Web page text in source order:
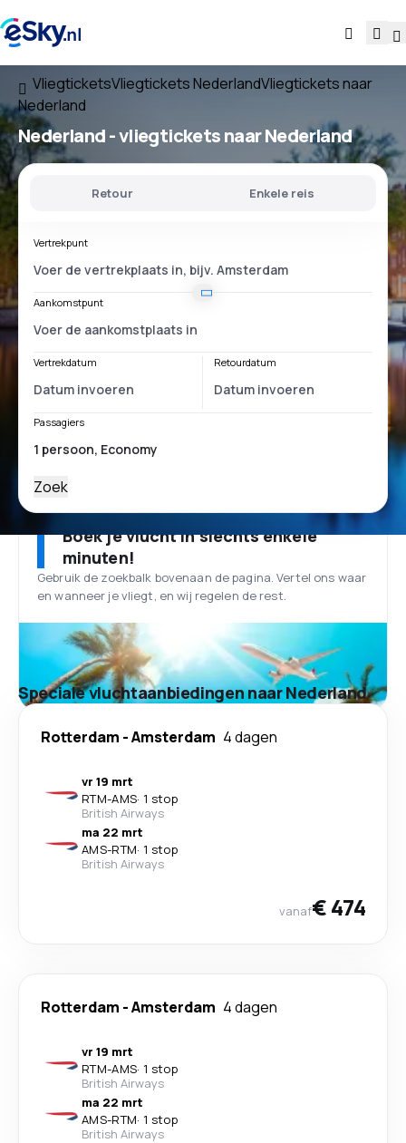
VliegticketsVliegtickets NederlandVliegtickets naar
Nederland
Nederland - vliegtickets naar Nederland
Retour Enkele reis
Vertrekpunt
Aankomstpunt
Vertrekdatum Retourdatum
Passagiers
Zoek
Boek je vlucht in slechts enkele
minuten!
Gebruik de zoekbalk bovenaan de pagina. Vertel ons waar
en wanneer je vliegt, en wij regelen de rest.
Speciale vluchtaanbiedingen naar Nederland
Rotterdam -Amsterdam 4 dagen
vr 19 mrt
RTM-AMS· 1 stop
British Airways
ma 22 mrt
AMS-RTM· 1 stop
British Airways
vanaf€ 474
Rotterdam -Amsterdam 4 dagen
vr 19 mrt
RTM-AMS· 1 stop
British Airways
ma 22 mrt
AMS-RTM· 1 stop
British Airways